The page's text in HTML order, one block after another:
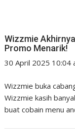
Wizzmie
Promo Menarik!
30 April 2025 10:04
Wizzmie buka
Wizzmie kasih
buat cobain menu